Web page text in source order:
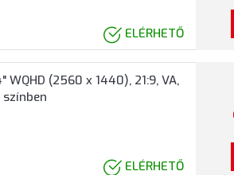
ELÉRHETŐ
(2560 x 1440), 21:9, VA,
színben
ELÉRHETŐ